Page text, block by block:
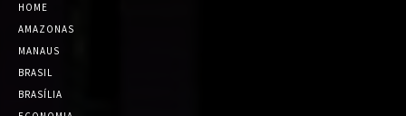
HOME
AMAZONAS
MANAUS
BRASIL
BRASÍLIA